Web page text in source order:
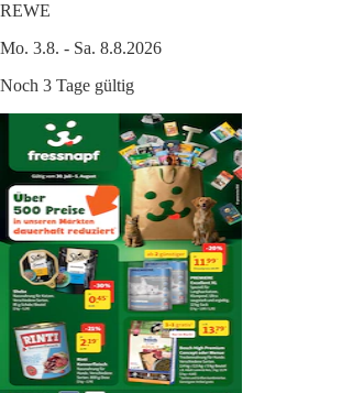
REWE
Mo. 3.8. - Sa. 8.8.2026
Noch 3 Tage gültig